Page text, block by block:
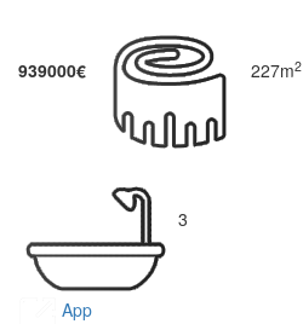
939000€ 227m2
3
App